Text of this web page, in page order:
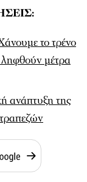
το τρένο
ληφθούν μέτρα
ανάπτυξη της